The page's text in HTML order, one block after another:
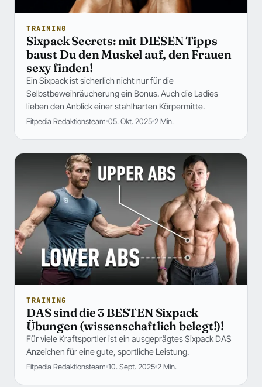
TRAINING
Sixpack Secrets: mit DIESEN Tipps
baust Du den Muskel auf, den Frauen
sexy finden!
Ein Sixpack ist sicherlich nicht nur für die
Selbstbeweihräucherung ein Bonus. Auch die Ladies
lieben den Anblick einer stahlharten Körpermitte.
Fitpedia Redaktionsteam 05. Okt. 2025 2 Min.
TRAINING
DAS sind die 3 BESTEN Sixpack
Übungen (wissenschaftlich belegt!)!
Für viele Kraftsportler ist ein ausgeprägtes Sixpack DAS
Anzeichen für eine gute, sportliche Leistung.
Fitpedia Redaktionsteam 10. Sept. 2025 2 Min.